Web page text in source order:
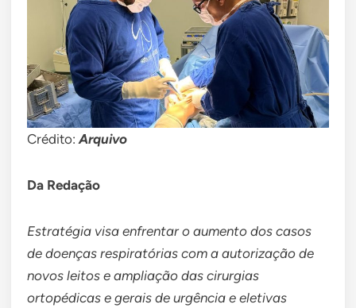
Crédito: Arquivo
Da Redação
Estratégia visa enfrentar o aumento dos casos
de doenças respiratórias com a autorização de
novos leitos e ampliação das cirurgias
ortopédicas e gerais de urgência e eletivas